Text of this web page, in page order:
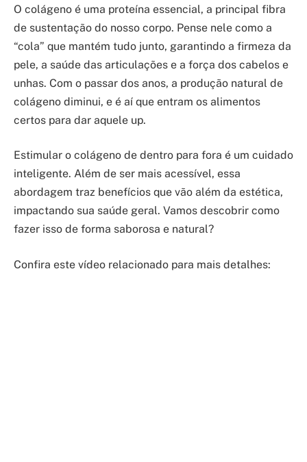
O colágeno é uma proteína essencial, a principal fibra
de sustentação do nosso corpo. Pense nele como a
“cola” que mantém tudo junto, garantindo a firmeza da
pele, a saúde das articulações e a força dos cabelos e
unhas. Com o passar dos anos, a produção natural de
colágeno diminui, e é aí que entram os alimentos
certos para dar aquele up.
Estimular o colágeno de dentro para fora é um cuidado
inteligente. Além de ser mais acessível, essa
abordagem traz benefícios que vão além da estética,
impactando sua saúde geral. Vamos descobrir como
fazer isso de forma saborosa e natural?
Confira este vídeo relacionado para mais detalhes: